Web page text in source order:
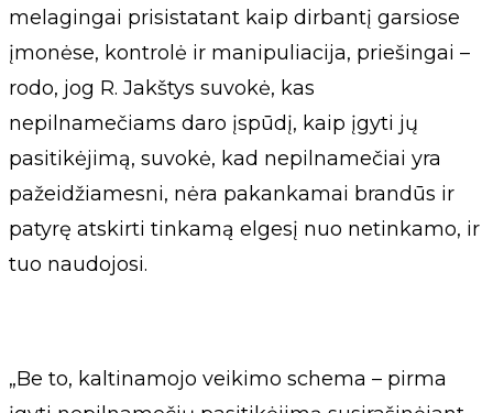
melagingai prisistatant kaip dirbantį garsiose
įmonėse, kontrolė ir manipuliacija, priešingai –
rodo, jog R. Jakštys suvokė, kas
nepilnamečiams daro įspūdį, kaip įgyti jų
pasitikėjimą, suvokė, kad nepilnamečiai yra
pažeidžiamesni, nėra pakankamai brandūs ir
patyrę atskirti tinkamą elgesį nuo netinkamo, ir
tuo naudojosi.
„Be to, kaltinamojo veikimo schema – pirma